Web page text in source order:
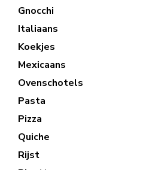
Gnocchi
Italiaans
Koekjes
Mexicaans
Ovenschotels
Pasta
Pizza
Quiche
Rijst